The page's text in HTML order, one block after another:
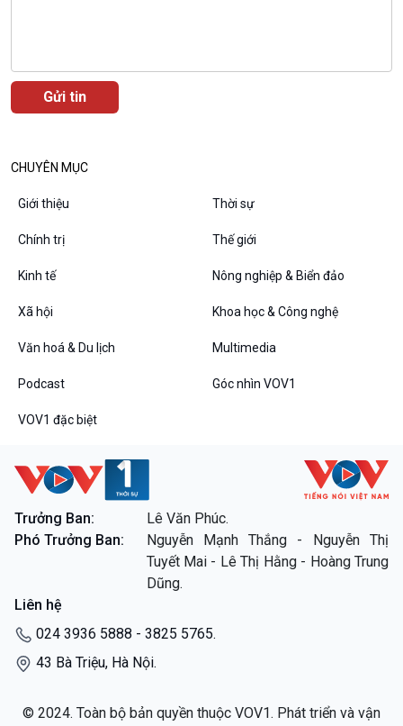
10 phút Sự kiện - Luận bàn
Dòng chảy sự kiện
Diễn đàn chủ nhật
Chuyện đêm
VOV1 đặc biệt
Thanh âm ký sự
Chân dung cuộc sống
Các chương trình đặc biệt
CHUYÊN MỤC
Giới thiệu Thời sự
Chính trị Thế giới
Kinh tế Nông nghiệp & Biển đảo
Xã hội Khoa học & Công nghệ
Văn hoá & Du lịch Multimedia
Podcast Góc nhìn VOV1
VOV1 đặc biệt
Trưởng Ban:
Lê Văn Phúc.
Phó Trưởng Ban:
Nguyễn Mạnh Thắng - Nguyễn Thị
Tuyết Mai - Lê Thị Hằng - Hoàng Trung
Dũng.
Liên hệ
024 3936 5888 - 3825 5765.
43 Bà Triệu, Hà Nội.
© 2024. Toàn bộ bản quyền thuộc VOV1. Phát triển và vận